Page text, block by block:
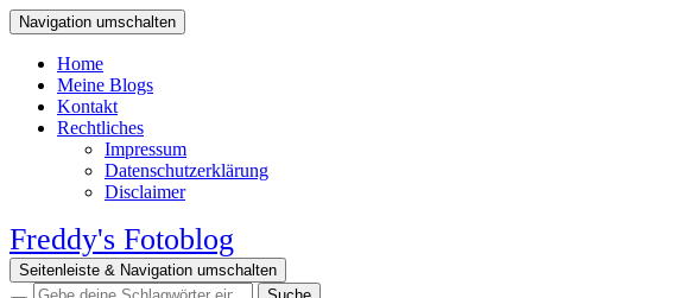
Navigation umschalten
Home
Meine Blogs
Kontakt
Rechtliches
Impressum
Datenschutzerklärung
Disclaimer
Freddy's Fotoblog
Seitenleiste & Navigation umschalten